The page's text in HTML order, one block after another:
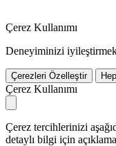
Çerez Kullanımı
Deneyiminizi
Çerezleri Özelleştir
Çerez Kullanımı
Çerez tercihlerinizi
detaylı bilgi için